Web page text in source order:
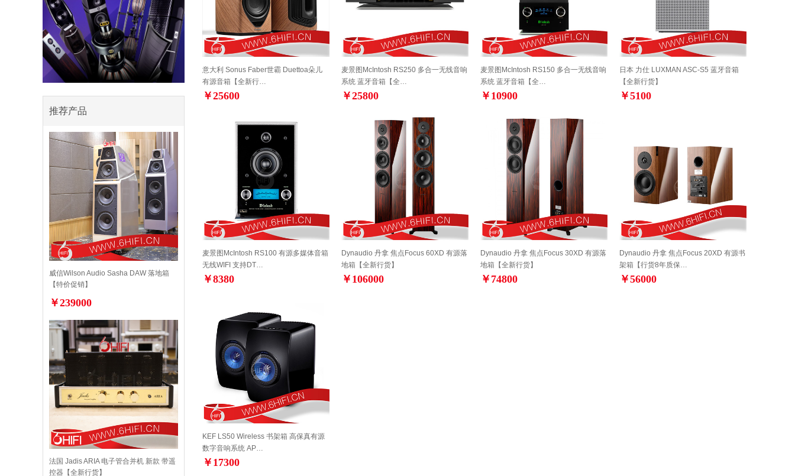
推荐产品
威信Wilson Audio Sasha DAW 落地箱
【特价促销】
￥239000
法国 Jadis ARIA 电子管合并机 新款 带遥
控器【全新行货】
意大利 Sonus Faber世霸 Duettoa朵儿
有源音箱【全新行…
￥25600
麦景图McIntosh RS250 多合一无线音响
系统 蓝牙音箱【全…
￥25800
麦景图McIntosh RS150 多合一无线音响
系统 蓝牙音箱【全…
￥10900
日本 力仕 LUXMAN ASC-S5 蓝牙音箱
【全新行货】
￥5100
麦景图McIntosh RS100 有源多媒体音箱
无线WIFI 支持DT…
￥8380
Dynaudio 丹拿 焦点Focus 60XD 有源落
地箱【全新行货】
￥106000
Dynaudio 丹拿 焦点Focus 30XD 有源落
地箱【全新行货】
￥74800
Dynaudio 丹拿 焦点Focus 20XD 有源书
架箱【行货8年质保…
￥56000
KEF LS50 Wireless 书架箱 高保真有源
数字音响系统 AP…
￥17300